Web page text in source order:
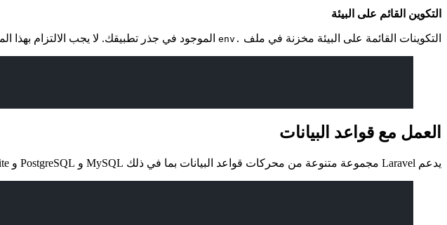
التكوين القائم على البيئة
التكوينات القائمة على البيئة مخزنة في ملف .env الموجود في جذر تطبيقك. لا يجب الالتزام بهذا
العمل مع قواعد البيانات
يدعم Laravel مجموعة متنوعة من محركات قواعد البيانات بما في ذلك MySQL و PostgreSQL و SQLite. إذا كنت تريد استخدام MySQL، حدّث ملف تكوين